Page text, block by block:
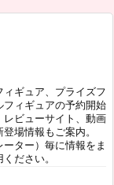
ギュア、プライズフ
フィギュアの予約開始
ビューサイト、動画
場情報もご案内。
ター）毎に情報をま
ださい。